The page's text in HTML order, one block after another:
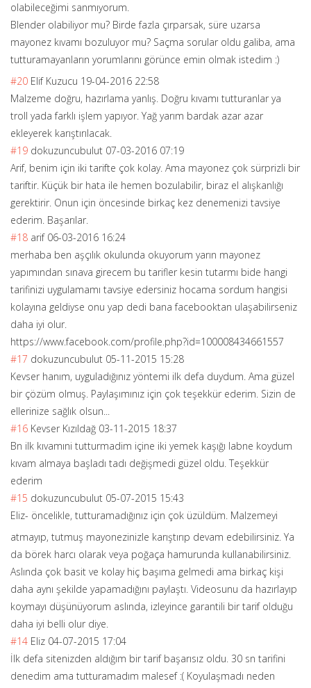
olabileceğimi sanmıyorum.
Blender olabiliyor mu? Birde fazla çırparsak, süre uzarsa
mayonez kıvamı bozuluyor mu? Saçma sorular oldu galiba, ama
tutturamayanların yorumlarını görünce emin olmak istedim :)
#20 Elif Kuzucu 19-04-2016 22:58
Malzeme doğru, hazırlama yanlış. Doğru kıvamı tutturanlar ya
troll yada farklı işlem yapıyor. Yağ yarım bardak azar azar
ekleyerek karıştırılacak.
#19 dokuzuncubulut 07-03-2016 07:19
Arif, benim için iki tarifte çok kolay. Ama mayonez çok sürprizli bir
tariftir. Küçük bir hata ile hemen bozulabilir, biraz el alışkanlığı
gerektirir. Onun için öncesinde birkaç kez denemenizi tavsiye
ederim. Başarılar.
#18 arif 06-03-2016 16:24
merhaba ben aşçılık okulunda okuyorum yarın mayonez
yapımından sınava girecem bu tarifler kesin tutarmı bide hangi
tarifinizi uygulamamı tavsiye edersiniz hocama sordum hangisi
kolayına geldiyse onu yap dedi bana facebooktan ulaşabilirseniz
daha iyi olur.
https://www.facebook.com/profile.php?id=100008434661557
#17 dokuzuncubulut 05-11-2015 15:28
Kevser hanım, uyguladığınız yöntemi ilk defa duydum. Ama güzel
bir çözüm olmuş. Paylaşımınız için çok teşekkür ederim. Sizin de
ellerinize sağlık olsun...
#16 Kevser Kızıldağ 03-11-2015 18:37
Bn ilk kıvamıni tutturmadim içine iki yemek kaşığı labne koydum
kıvam almaya başladı tadı değişmedi güzel oldu. Teşekkür
ederim
#15 dokuzuncubulut 05-07-2015 15:43
Eliz- öncelikle, tutturamadığınız için çok üzüldüm. Malzemeyi
atmayıp, tutmuş mayonezinizle karıştırıp devam edebilirsiniz. Ya
da börek harcı olarak veya poğaça hamurunda kullanabilirsiniz.
Aslında çok basit ve kolay hiç başıma gelmedi ama birkaç kişi
daha aynı şekilde yapamadığını paylaştı. Videosunu da hazırlayıp
koymayı düşünüyorum aslında, izleyince garantili bir tarif olduğu
daha iyi belli olur diye.
#14 Eliz 04-07-2015 17:04
İlk defa sitenizden aldığım bir tarif başarısız oldu. 30 sn tarifini
denedim ama tutturamadım malesef :( Koyulaşmadı neden